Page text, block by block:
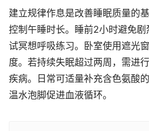
建立规律作息是改善睡眠质量的
控制午睡时长。睡前2小时避免
试冥想呼吸练习。卧室使用遮光
度。若持续失眠超过两周，需进
疾病。日常可适量补充含色氨酸
温水泡脚促进血液循环。